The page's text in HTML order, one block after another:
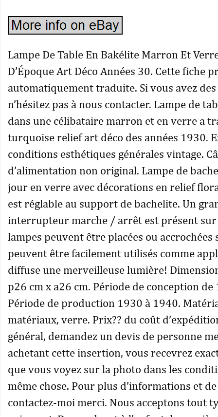
Lampe De Table En Bakélite Marron Et
D’Époque Art Déco Années 30. Cette fiche
automatiquement traduite. Si vous avez
n’hésitez pas à nous contacter. Lampe de
dans une célibataire marron et en verre a
turquoise relief art déco des années 1930.
conditions esthétiques générales vintage.
d’alimentation non original. Lampe de
jour en verre avec décorations en relief
est réglable au support de bachelite. Un
interrupteur marche / arrêt est présent sur
lampes peuvent être placées ou accrochées
peuvent être facilement utilisés comme
diffuse une merveilleuse lumière!
p26 cm x a26 cm. Période de conception de
Période de production 1930 à 1940.
matériaux, verre. Prix?? du coût
général, demandez un devis de personne
achetant cette insertion, vous recevrez
que vous voyez sur la photo dans les
même chose. Pour plus d’informations et
contactez-moi merci. Nous acceptons tout